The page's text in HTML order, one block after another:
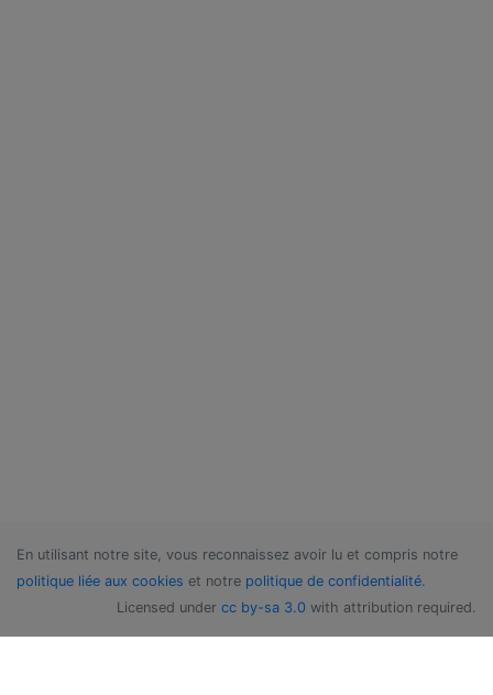
En utilisant notre site, vous reconnaissez avoir lu et compris notre
politique liée aux cookies et notre politique de confidentialité.
Licensed under cc by-sa 3.0 with attribution required.